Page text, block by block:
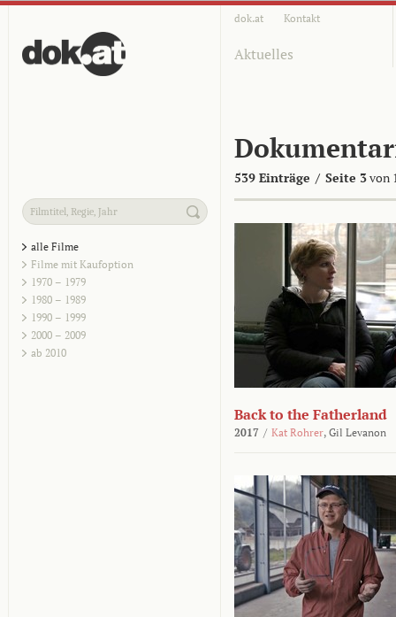
dok.at Kontakt
Aktuelles
539 Einträge / Seite 3von
alle Filme
Filme mit Kaufoption
1970 – 1979
1980 – 1989
1990 – 1999
2000 – 2009
ab 2010
Back to the Fatherland
2017 / Kat Rohrer, Gil Levanon